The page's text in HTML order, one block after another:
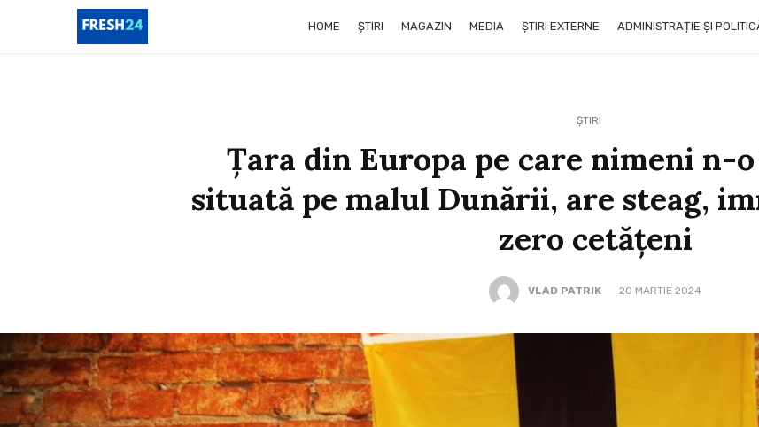
HOME ȘTIRI MAGAZIN MEDIA ȘTIRI EXTERNE ADMINISTRAȚIE ȘI
ȘTIRI
Ţara din Europa pe care nimeni n-
situată pe malul Dunării, are steag,
zero cetăţeni
VLAD PATRIK 20 MARTIE 2024